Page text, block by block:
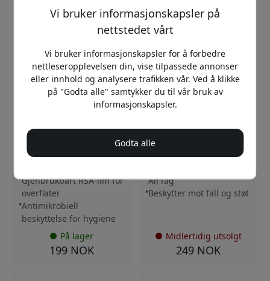
AT4_S3_BLK
KeyBudz eZ-feste for
Apple AirTag med
gjenbrukbart RSA-lim for
passform, 4-pakning -
Svart
Enkel montering med
Gjenbrukbart RSA-lim for
overflater
Antimikrobiell
beskyttelse for hygiene
På lager
199 NOK
AT_S1_BLK
KeyBudz nøkkelring i ekte
lær for Apple AirTag med
kroklomme,
støtbeskyttelse ved fall -
Svart
Håndlaget i ekte skinn
AirTag
Beskytter mot fall og støt
Midlertidig utsolgt
249 NOK
Vi bruker informasjonskapsler på
nettstedet vårt
Vi bruker informasjonskapsler for å forbedre
nettleseropplevelsen din, vise tilpassede annonser
eller innhold og analysere trafikken vår. Ved å klikke
på "Godta alle" samtykker du til vår bruk av
informasjonskapsler.
Godta alle